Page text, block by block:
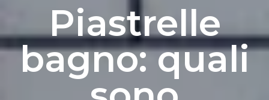
Piastrelle
bagno: quali